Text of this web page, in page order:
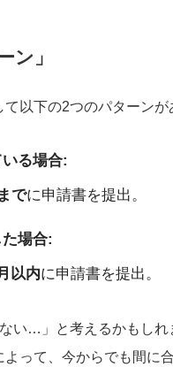
ン」
以下の2つのパターンが
る場合:
でに申請書を提出。
場合:
以内に申請書を提出。
い…」と考えるかもし
って、今からでも間に